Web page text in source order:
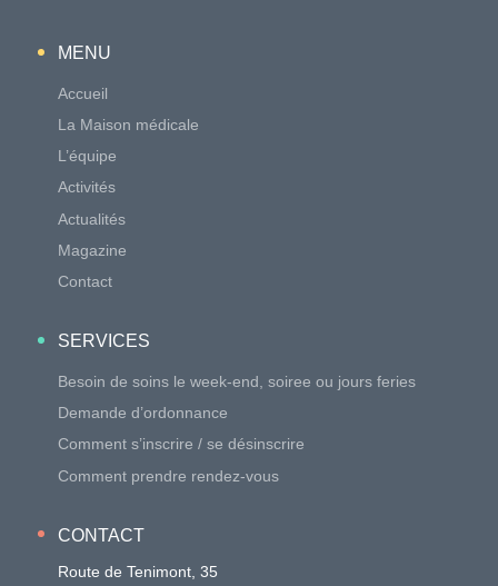
MENU
Accueil
La Maison médicale
L’équipe
Activités
Actualités
Magazine
Contact
SERVICES
Besoin de soins le week-end, soiree ou jours feries
Demande d’ordonnance
Comment s’inscrire / se désinscrire
Comment prendre rendez-vous
CONTACT
Route de Tenimont, 35